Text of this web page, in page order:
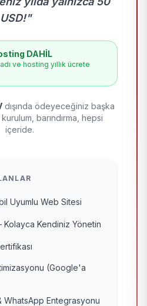
USD!"
DAHİL
ve hosting yıllık ücrete
dışında ödeyeceğiniz başka
barındırma, hepsi
içeride.
Uyumlu Web Sitesi
Kendiniz Yönetin
(Google'a
WhatsApp Entegrasyonu